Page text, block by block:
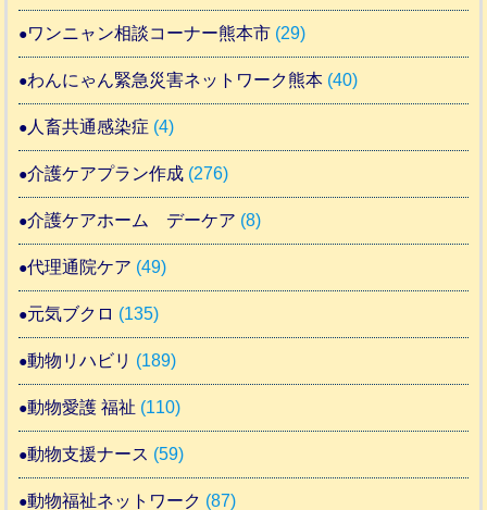
ワンニャン相談コーナー熊本市 (29)
わんにゃん緊急災害ネットワーク熊本 (40)
人畜共通感染症 (4)
介護ケアプラン作成 (276)
介護ケアホーム デーケア (8)
代理通院ケア (49)
元気ブクロ (135)
動物リハビリ (189)
動物愛護 福祉 (110)
動物支援ナース (59)
動物福祉ネットワーク (87)